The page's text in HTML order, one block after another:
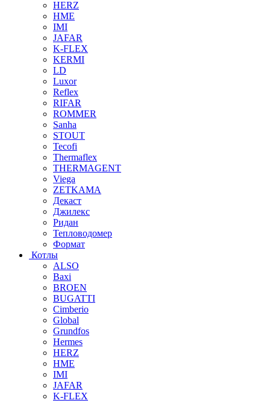
HERZ
HME
IMI
JAFAR
K-FLEX
KERMI
LD
Luxor
Reflex
RIFAR
ROMMER
Sanha
STOUT
Tecofi
Thermaflex
THERMAGENT
Viega
ZETKAMA
Декаст
Джилекс
Ридан
Тепловодомер
Формат
Котлы
ALSO
Baxi
BROEN
BUGATTI
Cimberio
Global
Grundfos
Hermes
HERZ
HME
IMI
JAFAR
K-FLEX